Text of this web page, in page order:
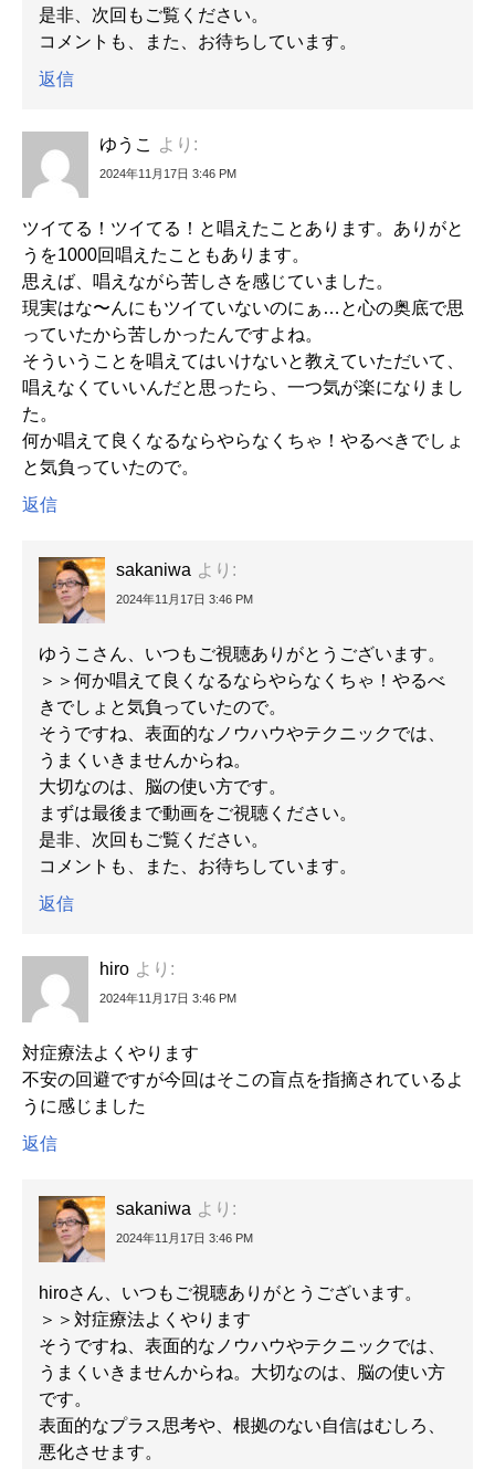
是非、次回もご覧ください。
コメントも、また、お待ちしています。
返信
ゆうこ より:
2024年11月17日 3:46 PM
ツイてる！ツイてる！と唱えたことあります。ありがと
うを1000回唱えたこともあります。
思えば、唱えながら苦しさを感じていました。
現実はな〜んにもツイていないのにぁ…と心の奥底で思
っていたから苦しかったんですよね。
そういうことを唱えてはいけないと教えていただいて、
唱えなくていいんだと思ったら、一つ気が楽になりまし
た。
何か唱えて良くなるならやらなくちゃ！やるべきでしょ
と気負っていたので。
返信
sakaniwa より:
2024年11月17日 3:46 PM
ゆうこさん、いつもご視聴ありがとうございます。
＞＞何か唱えて良くなるならやらなくちゃ！やるべ
きでしょと気負っていたので。
そうですね、表面的なノウハウやテクニックでは、
うまくいきませんからね。
大切なのは、脳の使い方です。
まずは最後まで動画をご視聴ください。
是非、次回もご覧ください。
コメントも、また、お待ちしています。
返信
hiro より:
2024年11月17日 3:46 PM
対症療法よくやります
不安の回避ですが今回はそこの盲点を指摘されているよ
うに感じました
返信
sakaniwa より:
2024年11月17日 3:46 PM
hiroさん、いつもご視聴ありがとうございます。
＞＞対症療法よくやります
そうですね、表面的なノウハウやテクニックでは、
うまくいきませんからね。大切なのは、脳の使い方
です。
表面的なプラス思考や、根拠のない自信はむしろ、
悪化させます。